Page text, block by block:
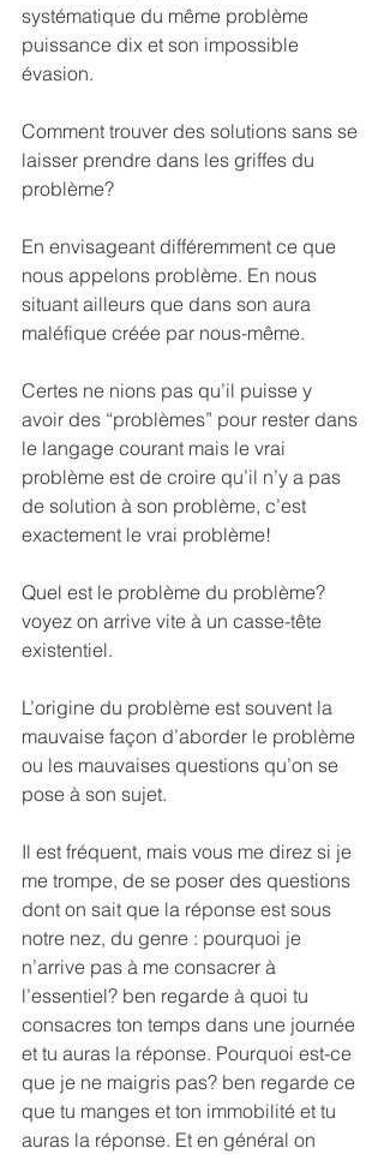
systématique du même problème
puissance dix et son impossible
évasion.
Comment trouver des solutions sans se
laisser prendre dans les griffes du
problème?
En envisageant différemment ce que
nous appelons problème. En nous
situant ailleurs que dans son aura
maléfique créée par nous-même.
Certes ne nions pas qu’il puisse y
avoir des “problèmes” pour rester dans
le langage courant mais le vrai
problème est de croire qu’il n’y a pas
de solution à son problème, c’est
exactement le vrai problème!
Quel est le problème du problème?
voyez on arrive vite à un casse-tête
existentiel.
L’origine du problème est souvent la
mauvaise façon d’aborder le problème
ou les mauvaises questions qu’on se
pose à son sujet.
Il est fréquent, mais vous me direz si je
me trompe, de se poser des questions
dont on sait que la réponse est sous
notre nez, du genre : pourquoi je
n’arrive pas à me consacrer à
l’essentiel? ben regarde à quoi tu
consacres ton temps dans une journée
et tu auras la réponse. Pourquoi est-ce
que je ne maigris pas? ben regarde ce
que tu manges et ton immobilité et tu
auras la réponse. Et en général on